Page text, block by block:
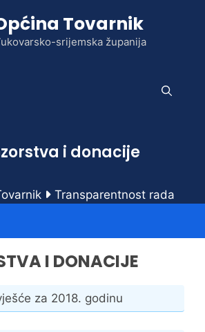
Tovarnik
srijemska županija
i donacije
Transparentnost rada
I DONACIJE
za 2018. godinu